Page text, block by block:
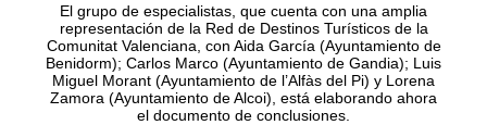
El grupo de especialistas, que cuenta con una amplia
representación de la Red de Destinos Turísticos de la
Comunitat Valenciana, con Aida García (Ayuntamiento de
Benidorm); Carlos Marco (Ayuntamiento de Gandia); Luis
Miguel Morant (Ayuntamiento de l’Alfàs del Pi) y Lorena
Zamora (Ayuntamiento de Alcoi), está elaborando ahora
el documento de conclusiones.